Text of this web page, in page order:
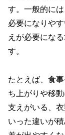
す。一般的に
必要になりや
えが必要にな
す。
たとえば、食
ち上がりや移
支えがいる、
いった違いが